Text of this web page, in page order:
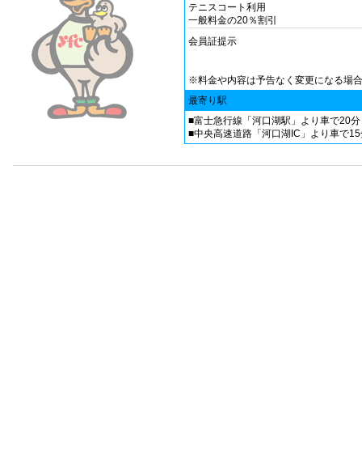
テニスコート利用
一般料金の20％割引
会員証提示
※料金や内容は予告なく変更になる場
最寄り駅
■富士急行線「河口湖駅」より車で20分
■中央高速道路「河口湖IC」より車で